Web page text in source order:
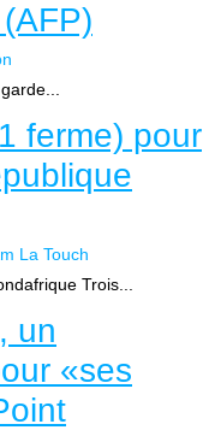
ferme) pour
La Touch
Trois...
un
«ses